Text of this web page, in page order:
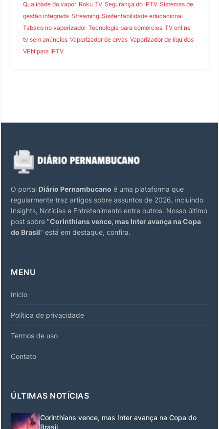
Qualidade do vapor Roku TV Segurança do IPTV Sistemas de
gestão integrada Streaming Sustentabilidade educacional
Tabaco no vaporizador Tecnologia para comércios TV online
tv sem anúncios Vaporizador de ervas Vaporizador de líquidos
VPN para IPTV
O portal Diário Pernambucano é uma plataforma que
regularmente traz artigos sobre assuntos de 2026, incluindo
Insights, Notícias e Entretenimento entre outros. Nosso último
post sobre "Corinthians vence, mas Inter avança na Copa
do Brasil" está em destaque, confira.
MENU
Início
Política de privacidade
Termos de uso
Contato
ÚLTIMAS NOTÍCIAS
Corinthians vence, mas Inter avança na Copa do
Brasil